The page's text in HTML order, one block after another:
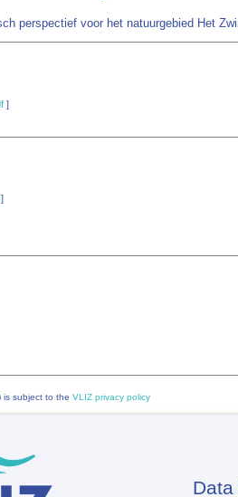
perspectief voor het natuurgebied Het
]
]
is subject to the VLIZ privacy policy